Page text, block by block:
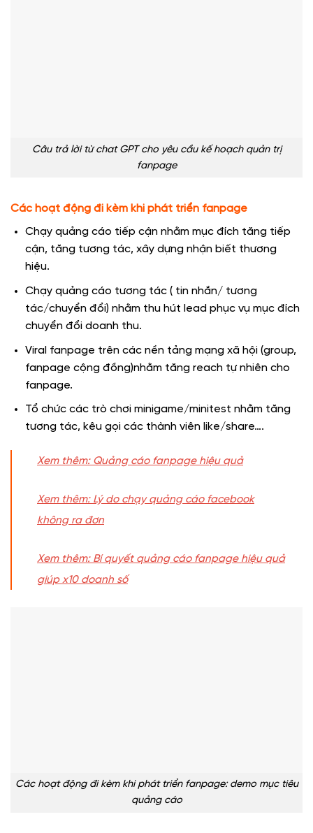
Câu trả lời từ chat GPT cho yêu cầu kế hoạch quản trị
fanpage
Các hoạt động đi kèm khi phát triển fanpage
Chạy quảng cáo tiếp cận nhằm mục đích tăng tiếp
cận, tăng tương tác, xây dựng nhận biết thương
hiệu.
Chạy quảng cáo tương tác ( tin nhắn/ tương
tác/chuyển đổi) nhằm thu hút lead phục vụ mục đích
chuyển đổi doanh thu.
Viral fanpage trên các nền tảng mạng xã hội (group,
fanpage cộng đồng)nhằm tăng reach tự nhiên cho
fanpage.
Tổ chức các trò chơi minigame/minitest nhằm tăng
tương tác, kêu gọi các thành viên like/share….
Xem thêm: Quảng cáo fanpage hiệu quả
Xem thêm: Lý do chạy quảng cáo facebook
không ra đơn
Xem thêm: Bí quyết quảng cáo fanpage hiệu quả
giúp x10 doanh số
Các hoạt động đi kèm khi phát triển fanpage: demo mục tiêu
quảng cáo